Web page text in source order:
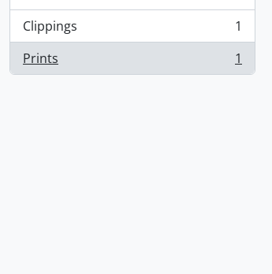
Clippings
, 1 resultados
1
Prints
, 1 resultados 1